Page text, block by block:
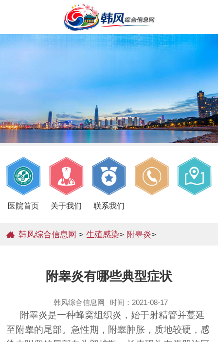
医院首页 关于我们 联系我们
韩风综合信息网 >生殖感染> 附睾炎>
附睾炎有哪些典型症状
韩风综合信息网 时间：2021-08-17
附睾炎是一种蜂窝组织炎，始于射精管并蔓延
至附睾的尾部。急性期，附睾肿胀，质地较硬，感